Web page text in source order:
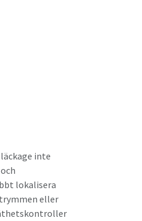
inte
lokalisera
eller